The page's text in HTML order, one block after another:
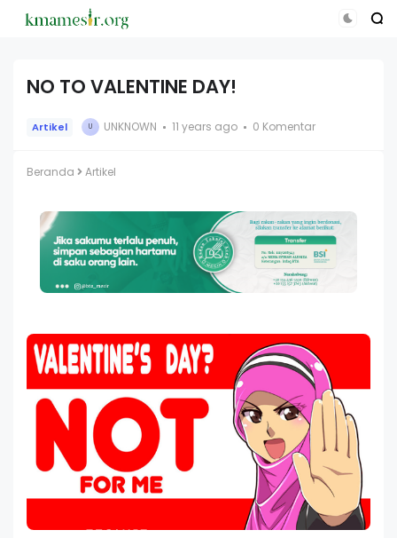
NO TO VALENTINE DAY!
Artikel U UNKNOWN 11 years ago 0 Komentar
Beranda Artikel